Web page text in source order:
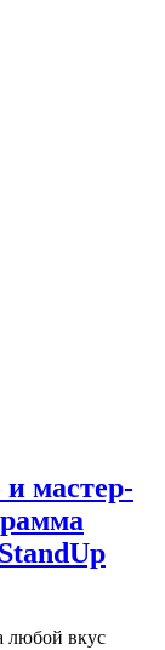
мастер-
любой вкус